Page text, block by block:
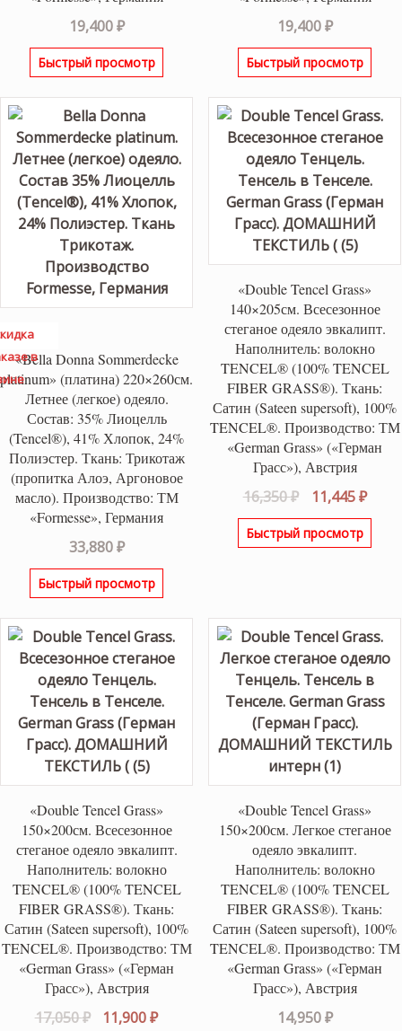
19,400₽
Быстрый просмотр
19,400₽
Быстрый просмотр
в
«Bella Donna Sommerdecke
platinum» (платина) 220×260см.
Летнее (легкое) одеяло.
Состав: 35% Лиоцелль
(Tencel®), 41% Хлопок, 24%
Полиэстер. Ткань: Трикотаж
(пропитка Алоэ, Аргоновое
масло). Производство: ТМ
«Formesse», Германия
33,880₽
Быстрый просмотр
«Double Tencel Grass»
140×205см. Всесезонное
стеганое одеяло эвкалипт.
Наполнитель: волокно
TENCEL® (100% TENCEL
FIBER GRASS®). Ткань:
Сатин (Sateen supersoft), 100%
TENCEL®. Производство: ТМ
«German Grass» («Герман
Грасс»), Австрия
16,350₽
цена
составляла
11,445₽
Быстрый просмотр
«Double Tencel Grass»
150×200см. Всесезонное
стеганое одеяло эвкалипт.
Наполнитель: волокно
TENCEL® (100% TENCEL
FIBER GRASS®). Ткань:
Сатин (Sateen supersoft), 100%
TENCEL®. Производство: ТМ
«German Grass» («Герман
Грасс»), Австрия
17,050₽
Первоначальная
11,900₽Текущая
«Double Tencel Grass»
150×200см. Легкое стеганое
одеяло эвкалипт.
Наполнитель: волокно
TENCEL® (100% TENCEL
FIBER GRASS®). Ткань:
Сатин (Sateen supersoft), 100%
TENCEL®. Производство: ТМ
«German Grass» («Герман
Грасс»), Австрия
14,950₽